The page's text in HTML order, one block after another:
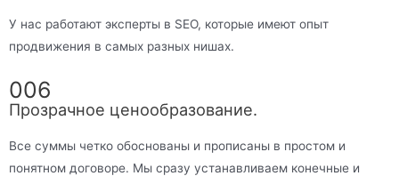
У нас работают эксперты в SEO, которые имеют опыт
продвижения в самых разных нишах.
006
Прозрачное ценообразование.
Все суммы четко обоснованы и прописаны в простом и
понятном договоре. Мы сразу устанавливаем конечные и